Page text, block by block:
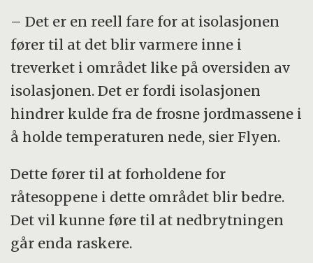
– Det er en reell fare for at isolasjonen
fører til at det blir varmere inne i
treverket i området like på oversiden av
isolasjonen. Det er fordi isolasjonen
hindrer kulde fra de frosne jordmassene i
å holde temperaturen nede, sier Flyen.
Dette fører til at forholdene for
råtesoppene i dette området blir bedre.
Det vil kunne føre til at nedbrytningen
går enda raskere.